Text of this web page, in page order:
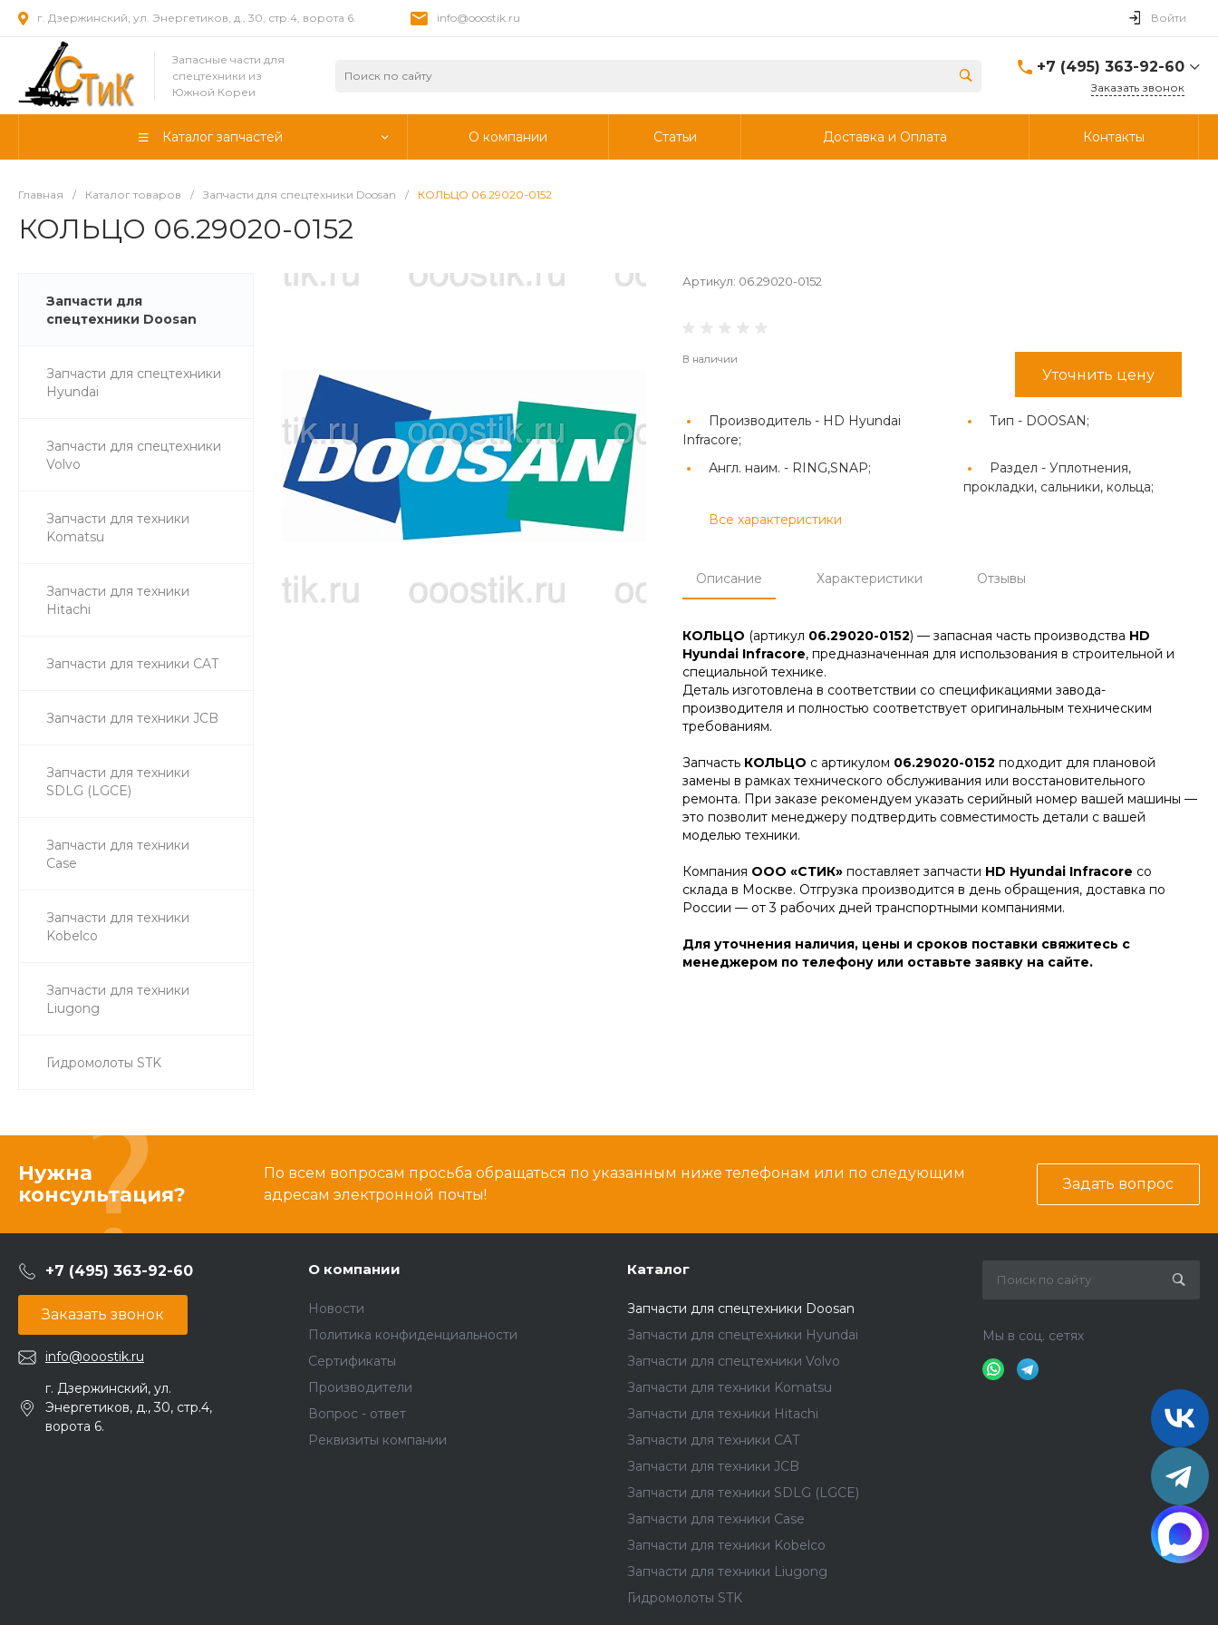
г. Дзержинский, ул. Энергетиков, д., 30, стр.4, ворота 6. info@ooostik.ru Войти
Запасные части для
спецтехники из
Южной Кореи
+7 (495) 363-92-60
г. Дзержинский, ул.
Заказать звонок
Каталог запчастей О компании Статьи Доставка и Оплата Контакты
Главная / Каталог товаров / Запчасти для спецтехники Doosan / КОЛЬЦО 06.29020-0152
КОЛЬЦО 06.29020-0152
Запчасти для
спецтехники Doosan
Запчасти для спецтехники
Hyundai
Запчасти для спецтехники
Volvo
Запчасти для техники
Komatsu
Запчасти для техники
Hitachi
Запчасти для техники CAT
Запчасти для техники JCB
Запчасти для техники
SDLG (LGCE)
Запчасти для техники
Case
Запчасти для техники
Kobelco
Запчасти для техники
Liugong
Гидромолоты STK
Артикул: 06.29020-0152
В наличии
Уточнить цену
Производитель - HD Hyundai
Infracore;
Тип - DOOSAN;
Англ. наим. - RING,SNAP; Раздел -Уплотнения,
прокладки, сальники, кольца;
Все характеристики
Описание Характеристики Отзывы
КОЛЬЦО (артикул 06.29020-0152) — запасная часть производства HD
Hyundai Infracore, предназначенная для использования в строительной и
специальной технике.
Деталь изготовлена в соответствии со спецификациями завода-
производителя и полностью соответствует оригинальным техническим
требованиям.
Запчасть КОЛЬЦО с артикулом 06.29020-0152 подходит для плановой
замены в рамках технического обслуживания или восстановительного
ремонта. При заказе рекомендуем указать серийный номер вашей машины —
это позволит менеджеру подтвердить совместимость детали с вашей
моделью техники.
Компания ООО «СТИК»поставляет запчасти HD Hyundai Infracore со
склада в Москве. Отгрузка производится в день обращения, доставка по
России — от 3 рабочих дней транспортными компаниями.
Для уточнения наличия, цены и сроков поставки свяжитесь с
менеджером по телефону или оставьте заявку на сайте.
Нужна
консультация?
По всем вопросам просьба обращаться по указанным ниже телефонам или по следующим
адресам электронной почты!
Задать вопрос
+7 (495) 363-92-60
Заказать звонок
info@ooostik.ru
г. Дзержинский, ул.
Энергетиков, д., 30, стр.4,
ворота 6.
О компании
Новости
Политика конфиденциальности
Сертификаты
Производители
Вопрос - ответ
Реквизиты компании
Каталог
Запчасти для спецтехники Doosan
Запчасти для спецтехники Hyundai
Запчасти для спецтехники Volvo
Запчасти для техники Komatsu
Запчасти для техники Hitachi
Запчасти для техники CAT
Запчасти для техники JCB
Запчасти для техники SDLG (LGCE)
Запчасти для техники Case
Запчасти для техники Kobelco
Запчасти для техники Liugong
Гидромолоты STK
Мы в соц. сетях